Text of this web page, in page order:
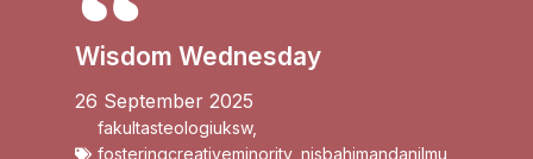
Wisdom Wednesday
26 September 2025
fakultasteologiuksw,
fosteringcreativeminority, nisbahimandanilmu